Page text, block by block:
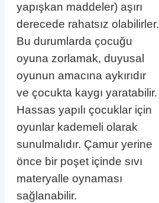
yapışkan maddeler) aşırı
derecede rahatsız olabilirler.
Bu durumlarda çocuğu
oyuna zorlamak, duyusal
oyunun amacına aykırıdır
ve çocukta kaygı yaratabilir.
Hassas yapılı çocuklar için
oyunlar kademeli olarak
sunulmalıdır. Çamur yerine
önce bir poşet içinde sıvı
materyalle oynaması
sağlanabilir.